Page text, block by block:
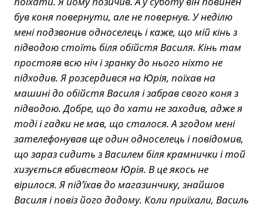
був коня повернути, але не повернув. У неділю
мені подзвонив односелець і каже, що мій кінь з
підводою стоїть біля обійстя Василя. Кінь там
простояв всю ніч і зранку до нього ніхто не
підходив. Я розсердився на Юрія, поїхав на
машині до обійстя Василя і забрав свого коня з
підводою. Добре, що до хати не заходив, адже я
тоді і гадки не мав, що сталося. А згодом мені
зателефонував ще один односелець і повідомив,
що зараз сидить з Василем біля крамнички і той
хизується вбивством Юрія. В це якось не
вірилося. Я під’їхав до магазинчику, знайшов
Василя і повіз його додому. Коли приїхали, Василь